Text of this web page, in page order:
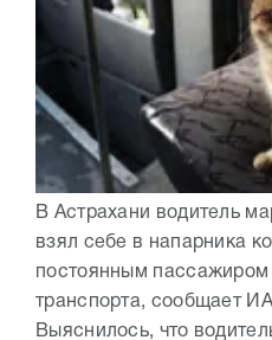
В Астрахани водитель
взял себе в напарника
постоянным пассажиром
транспорта, сообщает ИА
Выяснилось, что